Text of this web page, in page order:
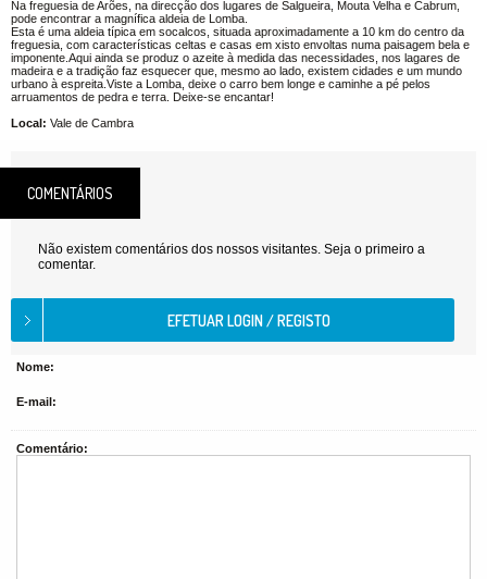
Na freguesia de Arões, na direcção dos lugares de Salgueira, Mouta Velha e Cabrum,
pode encontrar a magnífica aldeia de Lomba.
Esta é uma aldeia típica em socalcos, situada aproximadamente a 10 km do centro da
freguesia, com características celtas e casas em xisto envoltas numa paisagem bela e
imponente.Aqui ainda se produz o azeite à medida das necessidades, nos lagares de
madeira e a tradição faz esquecer que, mesmo ao lado, existem cidades e um mundo
urbano à espreita.Viste a Lomba, deixe o carro bem longe e caminhe a pé pelos
arruamentos de pedra e terra. Deixe-se encantar!
Local: Vale de Cambra
COMENTÁRIOS
Não existem comentários dos nossos visitantes. Seja o primeiro a
comentar.
Nome:
E-mail:
Comentário: